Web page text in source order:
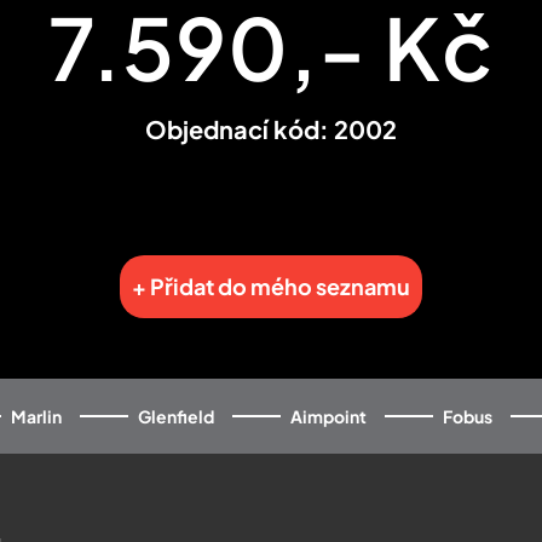
7.590,- Kč
Objednací kód: 2002
+ Přidat do mého seznamu
Marlin Glenfield Aimpoint Fobus